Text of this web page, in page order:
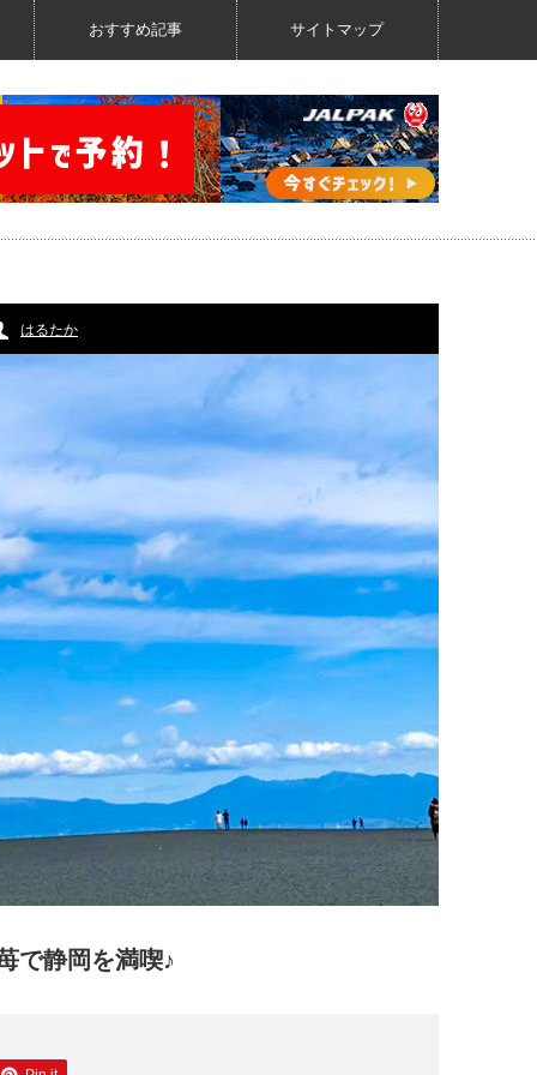
おすすめ記事 サイトマップ
はるたか
で静岡を満喫♪